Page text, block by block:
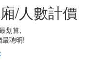
/人數計價
划算,
最聰明!